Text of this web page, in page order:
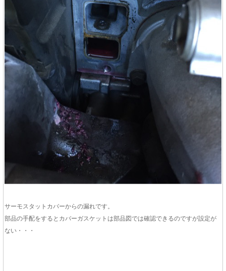
サーモスタットカバーからの漏れです。
部品の手配をするとカバーガスケットは部品図では確認できるのですが設定が
ない・・・